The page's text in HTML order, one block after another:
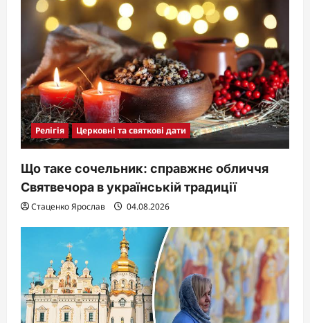
Релігія Церковні та святкові дати
Що таке сочельник: справжнє обличчя
Святвечора в українській традиції
Стаценко Ярослав 04.08.2026